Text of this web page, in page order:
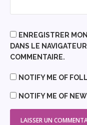
ENREGISTRER
DANS LE
COMMENTAIRE.
NOTIFY ME OF
NOTIFY ME OF